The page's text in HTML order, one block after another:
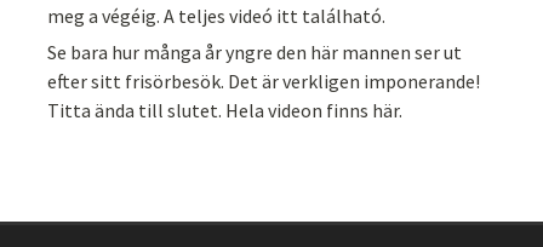
meg a végéig. A teljes videó itt található.
Se bara hur många år yngre den här mannen ser ut
efter sitt frisörbesök. Det är verkligen imponerande!
Titta ända till slutet. Hela videon finns här.